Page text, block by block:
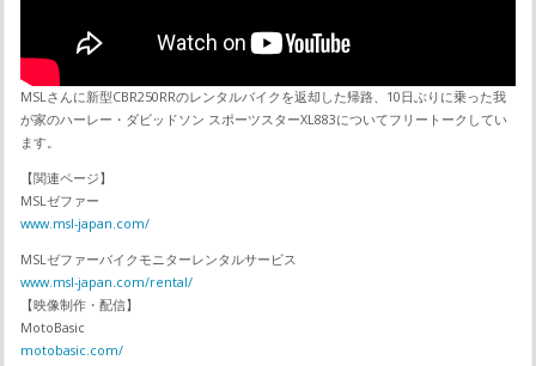
MSLさんに新型CBR250RRのレンタルバイクを返却した帰路、10日ぶりに乗った我
が家のハーレー・ダビッドソン スポーツスターXL883についてフリートークしてい
ます。
【関連ページ】
MSLゼファー
www.msl-japan.com/
MSLゼファーバイクモニターレンタルサービス
www.msl-japan.com/rental/
【映像制作・配信】
MotoBasic
motobasic.com/